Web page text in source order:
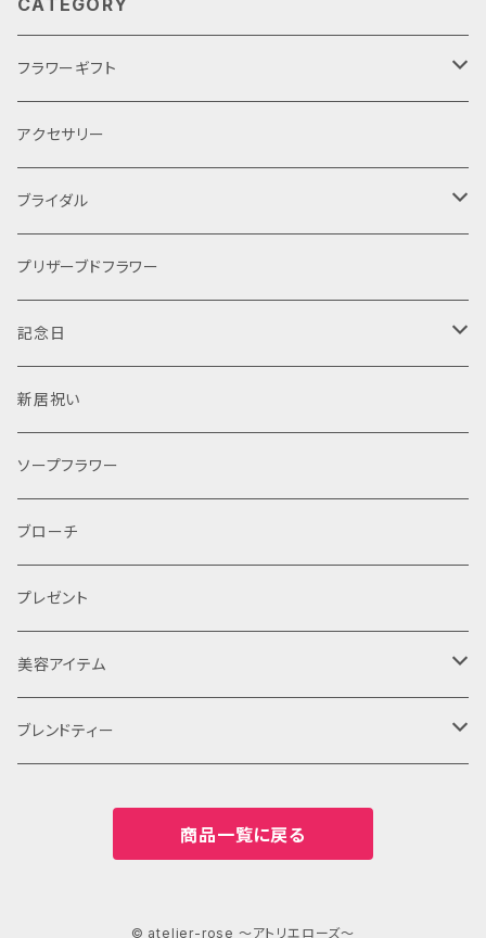
CATEGORY
フラワーギフト
母の日
アクセサリー
ブライダル
ケーキ
手作りキット
オーダー
プリザーブドフラワー
ティアラ
レンタル
プリザーブドフラワー
記念日
結婚式
新居祝い
ソープフラワー
ブローチ
プレゼント
美容アイテム
コンセプトティー
ブレンドティー
商品一覧に戻る
© atelier-rose ～アトリエローズ～